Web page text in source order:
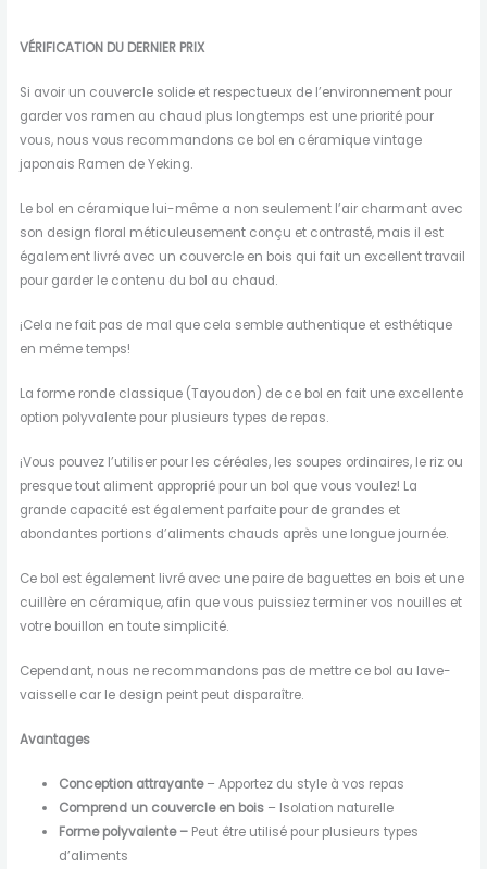
VÉRIFICATION DU DERNIER PRIX
Si avoir un couvercle solide et respectueux de l’environnement pour
garder vos ramen au chaud plus longtemps est une priorité pour
vous, nous vous recommandons ce bol en céramique vintage
japonais Ramen de Yeking.
Le bol en céramique lui-même a non seulement l’air charmant avec
son design floral méticuleusement conçu et contrasté, mais il est
également livré avec un couvercle en bois qui fait un excellent travail
pour garder le contenu du bol au chaud.
¡Cela ne fait pas de mal que cela semble authentique et esthétique
en même temps!
La forme ronde classique (Tayoudon) de ce bol en fait une excellente
option polyvalente pour plusieurs types de repas.
¡Vous pouvez l’utiliser pour les céréales, les soupes ordinaires, le riz ou
presque tout aliment approprié pour un bol que vous voulez! La
grande capacité est également parfaite pour de grandes et
abondantes portions d’aliments chauds après une longue journée.
Ce bol est également livré avec une paire de baguettes en bois et une
cuillère en céramique, afin que vous puissiez terminer vos nouilles et
votre bouillon en toute simplicité.
Cependant, nous ne recommandons pas de mettre ce bol au lave-
vaisselle car le design peint peut disparaître.
Avantages
Conception attrayante– Apportez du style à vos repas
Comprend un couvercle en bois – Isolation naturelle
Forme polyvalente –Peut être utilisé pour plusieurs types
d’aliments